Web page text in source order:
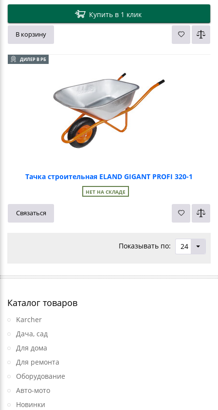
Купить в 1 клик
В корзину
ДИЛЕР В РБ
Тачка строительная ELAND GIGANT PROFI 320-1
НЕТ НА СКЛАДЕ
Связаться
Показывать по: 24
Каталог товаров
Karcher
Дача, сад
Для дома
Для ремонта
Оборудование
Авто-мото
Новинки